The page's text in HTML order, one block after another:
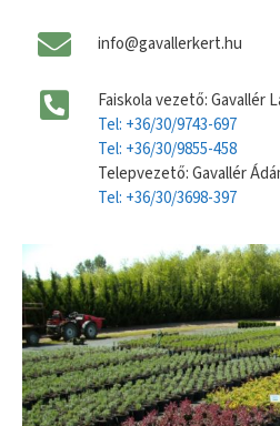
info@gavallerkert.hu
Faiskola vezető: Gavallér
Tel: +36/30/9743-697
Tel: +36/30/9855-458
Telepvezető: Gavallér
Tel: +36/30/3698-397